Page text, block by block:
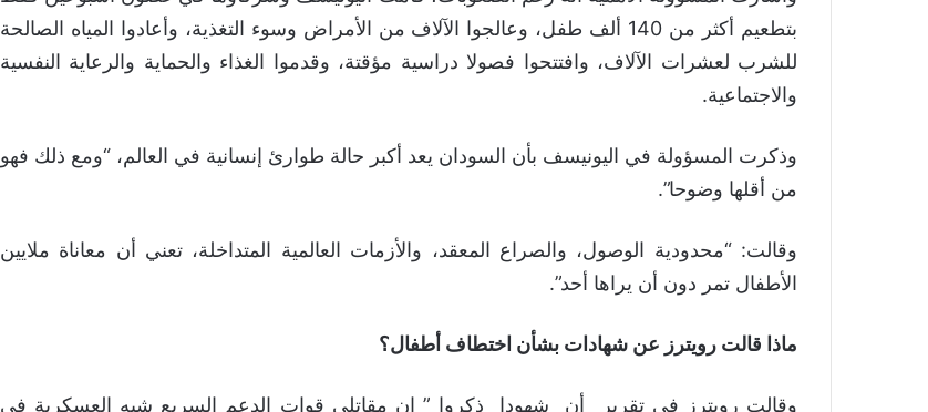
بتطعيم أكثر من 140 ألف طفل، وعالجوا الآلاف من الأمراض وسوء التغذية، وأعادوا المياه الصالحة
للشرب لعشرات الآلاف، وافتتحوا فصولا دراسية مؤقتة، وقدموا الغذاء والحماية والرعاية النفسية
والاجتماعية.
وذكرت المسؤولة في اليونيسف بأن السودان يعد أكبر حالة طوارئ إنسانية في العالم، “ومع ذلك فهو
من أقلها وضوحا”.
وقالت: “محدودية الوصول، والصراع المعقد، والأزمات العالمية المتداخلة، تعني أن معاناة ملايين
الأطفال تمر دون أن يراها أحد”.
ماذا قالت رويترز عن شهادات بشأن اختطاف أطفال؟
وقالت رويترز في تقرير أن شهودا ذكروا ” إن مقاتلي قوات الدعم السريع شبه العسكرية في